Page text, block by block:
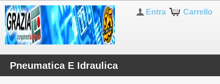
Carrello
Entra
Pneumatica E Idraulica